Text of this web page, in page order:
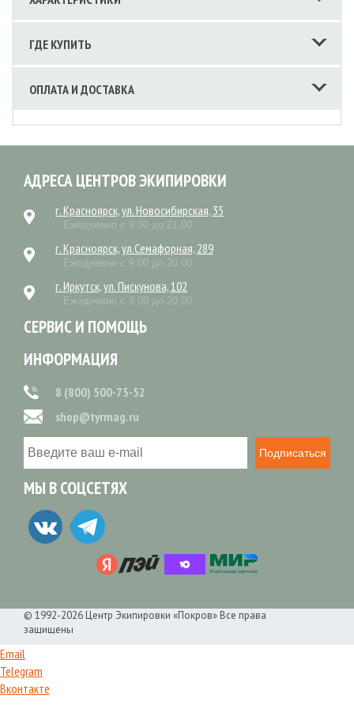
ГДЕ КУПИТЬ
ОПЛАТА И ДОСТАВКА
АДРЕСА ЦЕНТРОВ ЭКИПИРОВКИ
г. Красноярск, ул. Новосибирская, 35
Ежедневно с 9.00 до 21.00
г. Красноярск, ул.Семафорная, 289
Ежедневно с 9.00 до 20.00
г. Иркутск, ул. Пискунова, 102
Ежедневно с 9.00 до 20.00
СЕРВИС И ПОМОЩЬ
ИНФОРМАЦИЯ
8 (800) 500-75-52
shop@tyrmag.ru
Подписаться
МЫ В СОЦСЕТЯХ
© 1992-2026 Центр Экипировки «Покров» Все права
защищены
Email
Telegram
Вконтакте